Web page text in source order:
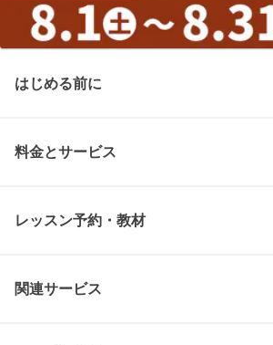
はじめる前に
料金とサービス
レッスン予約・教材
関連サービス